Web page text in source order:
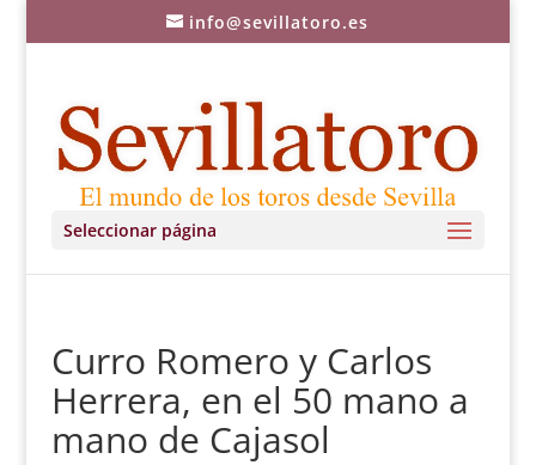
info@sevillatoro.es
Seleccionar página
Curro Romero y Carlos
Herrera, en el 50 mano a
mano de Cajasol